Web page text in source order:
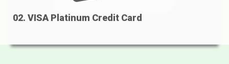
02. VISA Platinum Credit Card